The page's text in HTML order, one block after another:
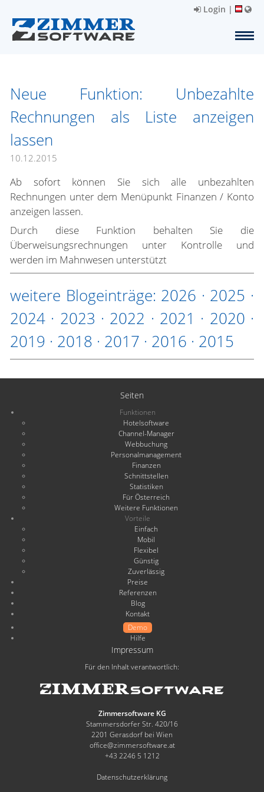
Login |
Neue Funktion: Unbezahlte
Rechnungen als Liste anzeigen
lassen
10.12.2015
Ab sofort können Sie sich alle unbezahlten
Rechnungen unter dem Menüpunkt Finanzen / Konto
anzeigen lassen.
Durch diese Funktion behalten Sie die
Überweisungsrechnungen unter Kontrolle und
werden im Mahnwesen unterstützt
weitere Blogeinträge: 2026 · 2025 ·
2024 · 2023 · 2022 · 2021 · 2020 ·
2019 · 2018 · 2017 · 2016 · 2015
Seiten
Funktionen
Hotelsoftware
Channel-Manager
Webbuchung
Personalmanagement
Finanzen
Schnittstellen
Statistiken
Für Österreich
Weitere Funktionen
Vorteile
Einfach
Mobil
Flexibel
Günstig
Zuverlässig
Preise
Referenzen
Blog
Kontakt
Demo
Hilfe
Impressum
Für den Inhalt verantwortlich:
Zimmersoftware KG
Stammersdorfer Str. 420/16
2201 Gerasdorf bei Wien
office@zimmersoftware.at
+43 2246 5 1212
Datenschutzerklärung